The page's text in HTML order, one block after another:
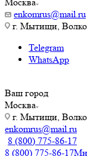
enkomrus@mail.ru
г. Мытищи,
Telegram
WhatsApp
Ваш город
Москва
г. Мытищи,
enkomrus@mail.ru
8 (800) 775-86-17
8 (800) 775-86-17